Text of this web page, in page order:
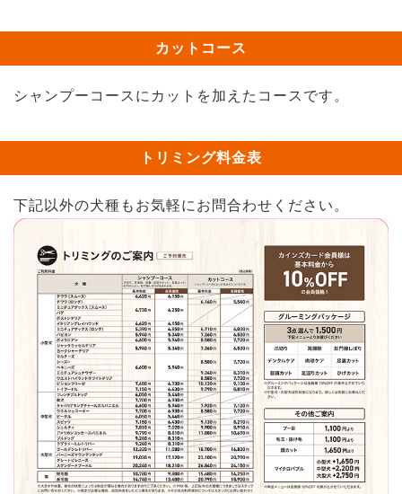
カットコース
シャンプーコースにカットを加えたコースです。
トリミング料金表
下記以外の犬種もお気軽にお問合わせください。